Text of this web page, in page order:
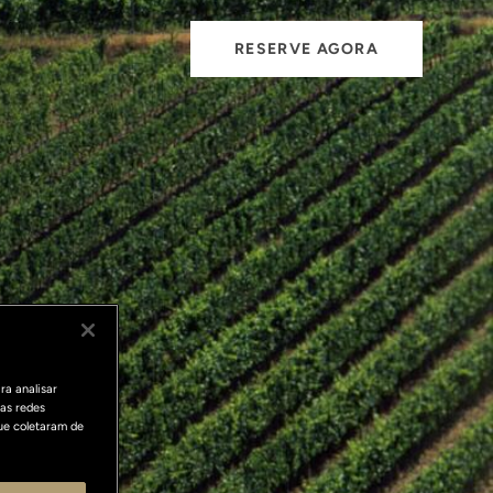
RESERVE AGORA
analisar
redes
coletaram de